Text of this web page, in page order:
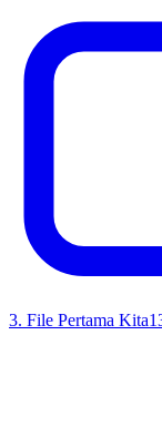
3. File Pertama Kita